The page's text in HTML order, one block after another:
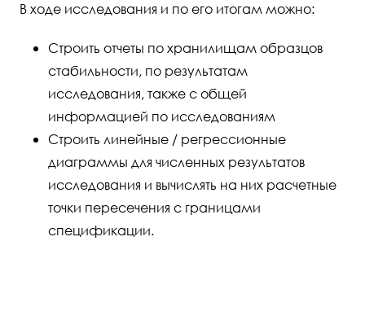
В ходе исследования и по его итогам можно:
Строить отчеты по хранилищам образцов
стабильности, по результатам
исследования, также с общей
информацией по исследованиям
Строить линейные / регрессионные
диаграммы для численных результатов
исследования и вычислять на них расчетные
точки пересечения с границами
спецификации.